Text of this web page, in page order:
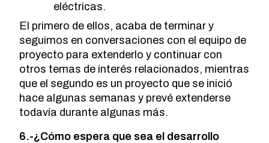
eléctricas.
El primero de ellos, acaba de terminar y
seguimos en conversaciones con el equipo de
proyecto para extenderlo y continuar con
otros temas de interés relacionados, mientras
que el segundo es un proyecto que se inició
hace algunas semanas y prevé extenderse
todavía durante algunas más.
6.-¿Cómo espera que sea el desarrollo